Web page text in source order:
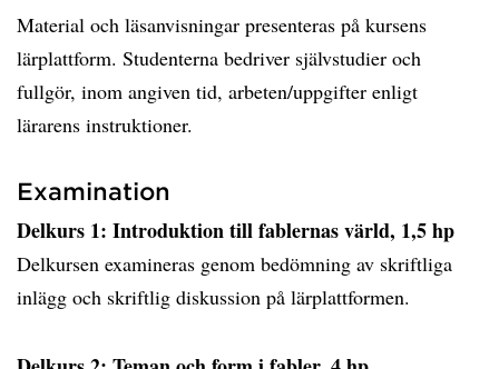
Material och läsanvisningar presenteras på kursens
lärplattform. Studenterna bedriver självstudier och
fullgör, inom angiven tid, arbeten/uppgifter enligt
lärarens instruktioner.
Examination
Delkurs 1: Introduktion till fablernas värld, 1,5 hp
Delkursen examineras genom bedömning av skriftliga
inlägg och skriftlig diskussion på lärplattformen.